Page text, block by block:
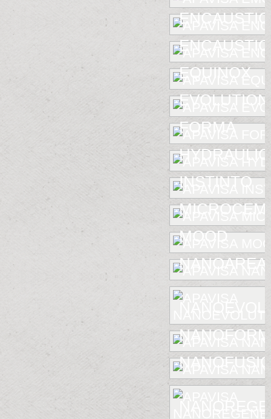
ENCAUSTIC
EQUINOX
EVOLUTION
FORMA
HYDRAULIC
INSTINTO
MOOD
NANOAREA